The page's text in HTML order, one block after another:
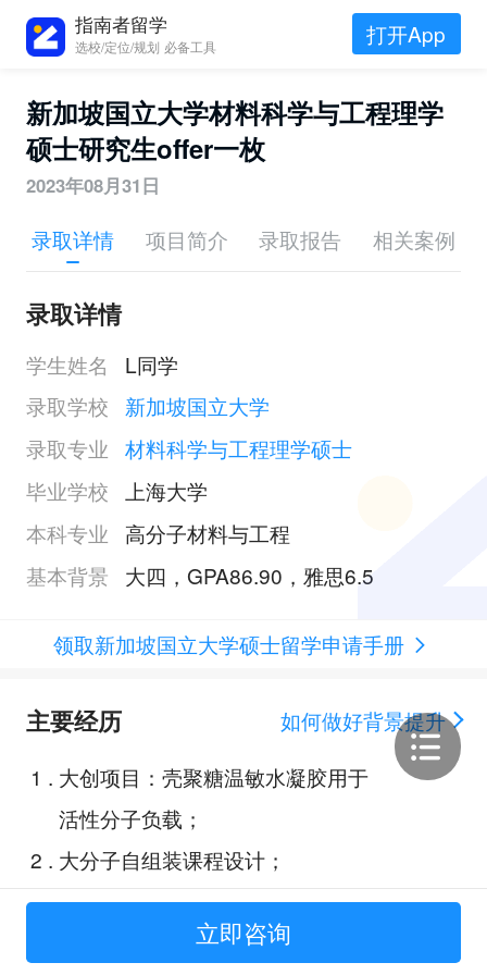
指南者留学
选校/定位/规划 必备工具 打开App
新加坡国立大学材料科学与工程理学
硕士研究生offer一枚
2023年08月31日
录取详情 项目简介 录取报告 相关案例
录取详情
学生姓名
L同学
录取学校
新加坡国立大学
录取专业 材料科学与工程理学硕士
毕业学校
上海大学
本科专业 高分子材料与工程
基本背景
大四，GPA86.90，雅思6.5
领取新加坡国立大学硕士留学申请手册
主要经历
如何做好背景提升
1 . 大创项目：壳聚糖温敏水凝胶用于
活性分子负载；
2 . 大分子自组装课程设计；
3.电子实习课设；
复旦大学中华古籍研究院实习；
立即咨询